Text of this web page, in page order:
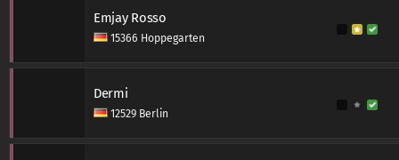
Emjay Rosso
15366 Hoppegarten
Dermi
12529 Berlin